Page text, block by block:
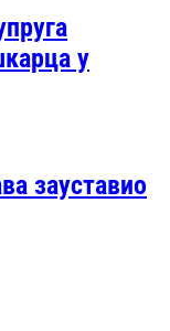
у
зауставио